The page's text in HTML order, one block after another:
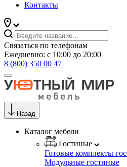
Контакты
Связаться по телефонам
Ежедневно: с 10:00 до 20:00
8 (800) 350 00 47
Назад
Каталог мебели
Гостиные
Готовые комплекты
Модульные гостиные